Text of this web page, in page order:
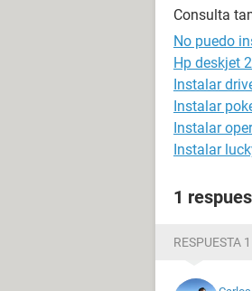
Consulta
No puedo
Hp deskjet
Instalar
Instalar
Instalar
Instalar
1
RESPUESTA